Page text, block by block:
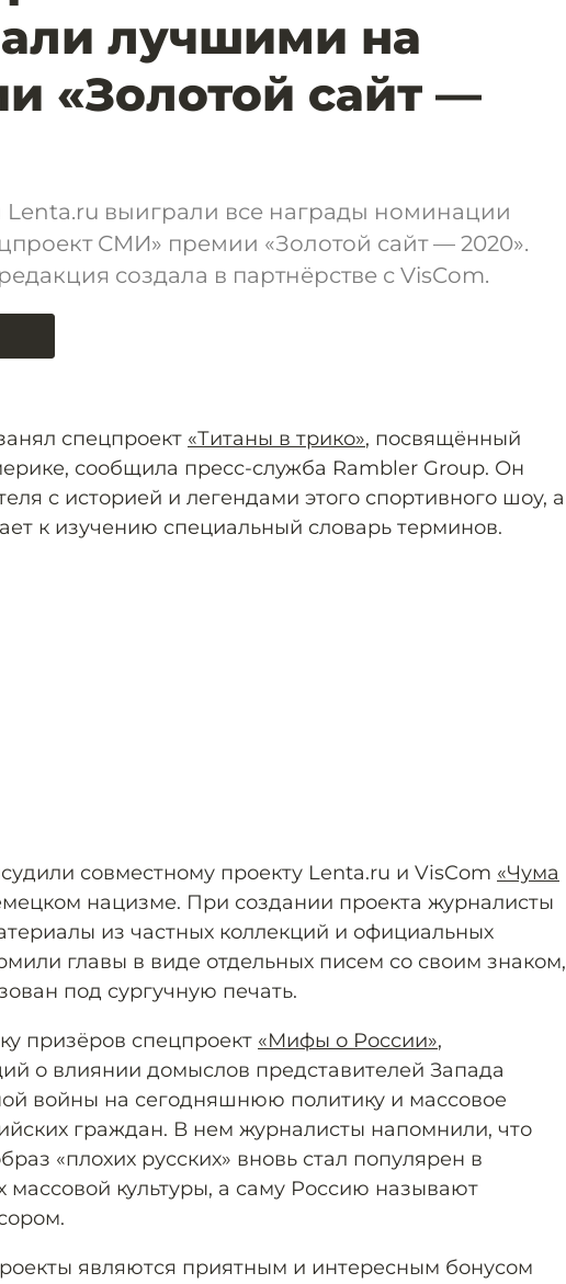
лучшими на
«Золотой сайт —
Lenta.ru выиграли все награды номинации
СМИ» премии «Золотой сайт — 2020».
создала в партнёрстве с VisCom.
спецпроект «Титаны в трико», посвящённый
сообщила пресс-служба Rambler Group. Он
с историей и легендами этого спортивного шоу, а
к изучению специальный словарь терминов.
совместному проекту Lenta.ru и VisCom «Чума
нацизме. При создании проекта журналисты
из частных коллекций и официальных
главы в виде отдельных писем со своим знаком,
под сургучную печать.
призёров спецпроект «Мифы о России»,
о влиянии домыслов представителей Запада
войны на сегодняшнюю политику и массовое
граждан. В нем журналисты напомнили, что
«плохих русских» вновь стал популярен в
массовой культуры, а саму Россию называют
являются приятным и интересным бонусом